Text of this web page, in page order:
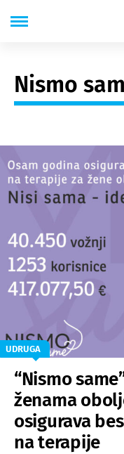
Nismo
UDRUGA
“Nismo
ženama
osigurava
na terapije